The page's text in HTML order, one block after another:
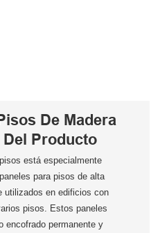
De Madera
Producto
está especialmente
para pisos de alta
utilizados en edificios con
pisos. Estos paneles
encofrado permanente y